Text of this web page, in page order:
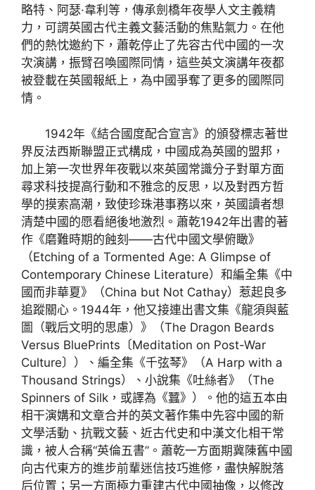
略特、阿瑟·韋利等，傳承劍橋年夜學人文主義精
力，可謂英國古代主義文藝活動的焦點氣力。在他
們的熱忱邀約下，蕭乾停止了先容古代中國的一次
次演講，振臂召喚國際同情，這些英文演講年夜都
被登載在英國報紙上，為中國爭奪了更多的國際同
情。
1942年《結合國度配合宣言》的頒發標志著世
界反法西斯聯盟正式構成，中國成為英國的盟邦，
加上第一次世界年夜戰以來英國常識分子對單方面
尋求科技提高行動和不雅念的反思，以及對西方哲
學的摸索高潮，致使珍珠港事務以來，英國讀者想
清楚中國的愿看絕後地激烈。蕭乾1942年出書的著
作《磨難時期的蝕刻——古代中國文學俯瞰》
（Etching of a Tormented Age: A Glimpse of
Contemporary Chinese Literature）和編全集《中
國而非華夏》（China but Not Cathay）惹起良多
追蹤關心。1944年，他又接連出書文集《龍須與藍
圖（戰后文明的思慮）》（The Dragon Beards
Versus BluePrints〔Meditation on Post-War
Culture〕）、編全集《千弦琴》（A Harp with a
Thousand Strings）、小說集《吐絲者》（The
Spinners of Silk，或譯為《蠶》）。他的這五本由
相干演媾和文章合并的英文著作集中先容中國的新
文學活動、抗戰文藝、近古代史和中漢文化相干常
識，被人合稱“英倫五書”。蕭乾一方面期冀陳舊中國
向古代東方的進步前輩迷信技巧進修，盡快解脫落
后位置；另一方面極力重建古代中國抽像，以修改